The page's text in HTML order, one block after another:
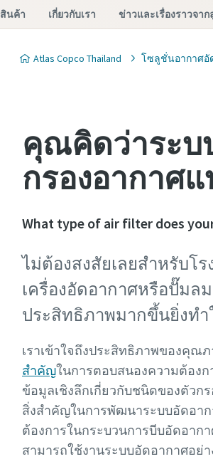
สินค้า เกี่ยวกับเรา ข่าวและเรื่องราวจาก
Atlas Copco Thailand โซลูชั่นอากาศอั
คุณคิดว่าระบ
กรองอากาศ
What type of air filter does
ไม่ต้องสงสัยเลยสำหรับโ
เครื่องอัดอากาศหรือปั๊มล
ประสิทธิภาพมากขึ้นยิ่งทำ
เราเข้าใจถึงประสิทธิภาพของคุณ
สำคัญในการตอบสนองความต้อง
ข้อมูลเชิงลึกเกี่ยวกับชนิดของตัวก
สิ่งสำคัญในการพัฒนาระบบอัดอาก
ต้องการในกระบวนการบีบอัดอา
สามารถใช้งานระบบอัดอากาศอ